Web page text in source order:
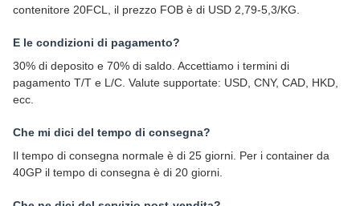
contenitore 20FCL, il prezzo FOB è di USD 2,79-5,3/KG.
E le condizioni di pagamento?
30% di deposito e 70% di saldo. Accettiamo i termini di
pagamento T/T e L/C. Valute supportate: USD, CNY, CAD, HKD,
ecc.
Che mi dici del tempo di consegna?
Il tempo di consegna normale è di 25 giorni. Per i container da
40GP il tempo di consegna è di 20 giorni.